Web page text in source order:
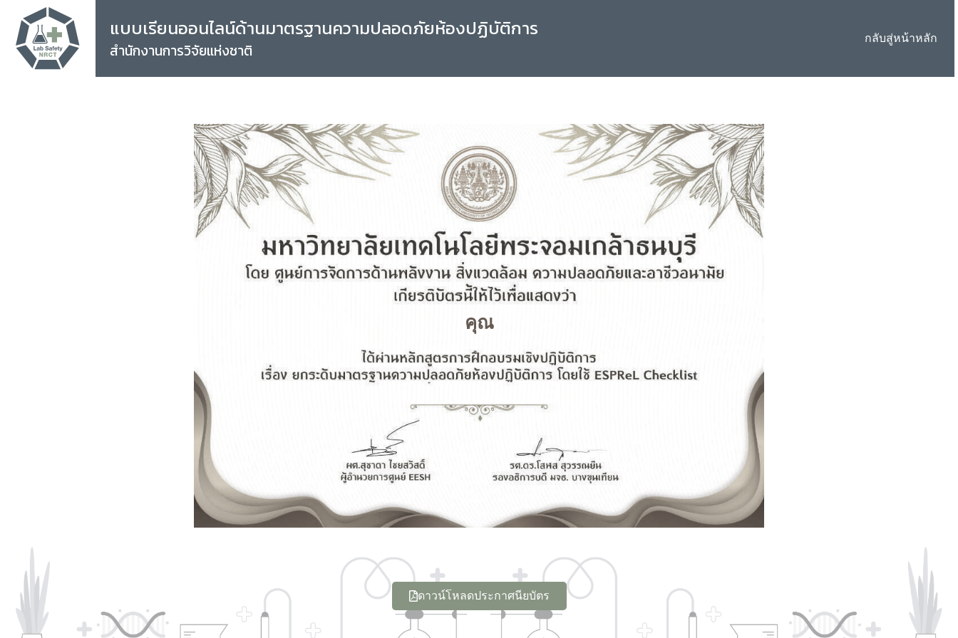
แบบเรียนออนไลน์ด้านมาตรฐานความปลอดภัยห้องปฏิบัติการ
สำนักงานการวิจัยแห่งชาติ
กลับสู่หน้าหลัก
คุณ
ดาวน์โหลดประกาศนียบัตร